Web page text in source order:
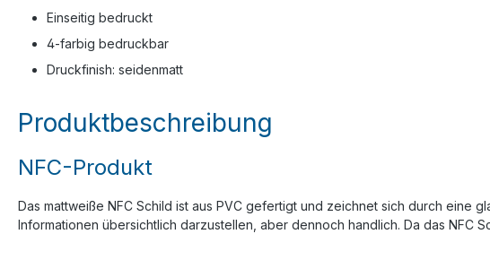
Einseitig bedruckt
4-farbig bedruckbar
Druckfinish: seidenmatt
Produktbeschreibung
NFC-Produkt
Das mattweiße NFC Schild ist aus PVC gefertigt und zeichnet sich durch eine
Informationen übersichtlich darzustellen, aber dennoch handlich. Da das NFC